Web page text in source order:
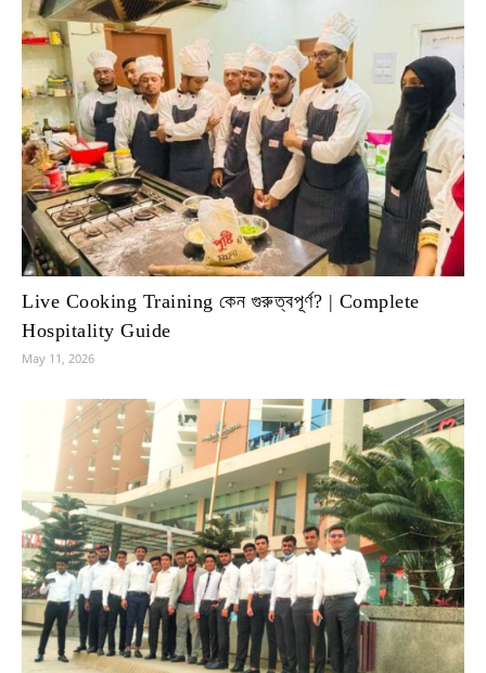
Live Cooking Training কেন গুরুত্বপূর্ণ? | Complete
Hospitality Guide
May 11, 2026